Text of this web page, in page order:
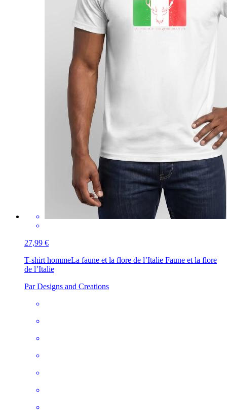
27,99 €
T-shirt hommeLa faune et la flore de l’Italie Faune et la flore
de l’Italie
Par Designs and Creations